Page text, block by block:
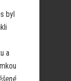
byl
a